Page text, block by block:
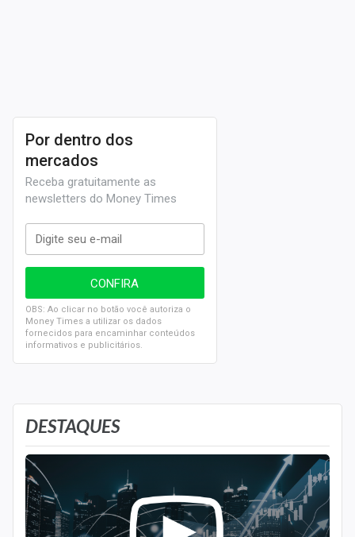
DESTAQUES
Por dentro dos
mercados
Receba gratuitamente as
newsletters do Money Times
OBS: Ao clicar no botão você autoriza o
Money Times a utilizar os dados
fornecidos para encaminhar conteúdos
informativos e publicitários.